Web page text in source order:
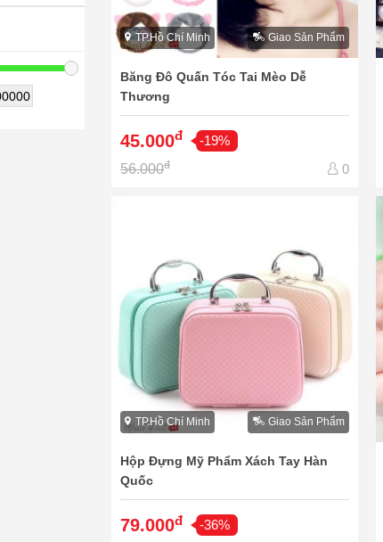
TP.Hồ Chí Minh Giao Sản Phẩm
Băng Đô Quấn Tóc Tai Mèo Dễ
Thương
45.000đ
-19%
56.000đ 0
TP.Hồ Chí Minh Giao Sản Phẩm
Hộp Đựng Mỹ Phẩm Xách Tay Hàn
Quốc
79.000đ
-36%